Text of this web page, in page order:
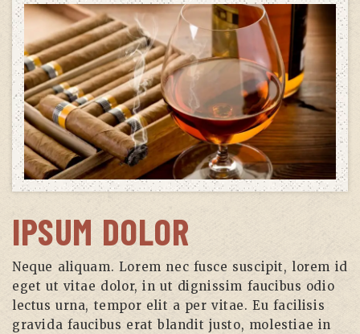
IPSUM DOLOR
Neque aliquam. Lorem nec fusce suscipit, lorem id
eget ut vitae dolor, in ut dignissim faucibus odio
lectus urna, tempor elit a per vitae. Eu facilisis
gravida faucibus erat blandit justo, molestiae in